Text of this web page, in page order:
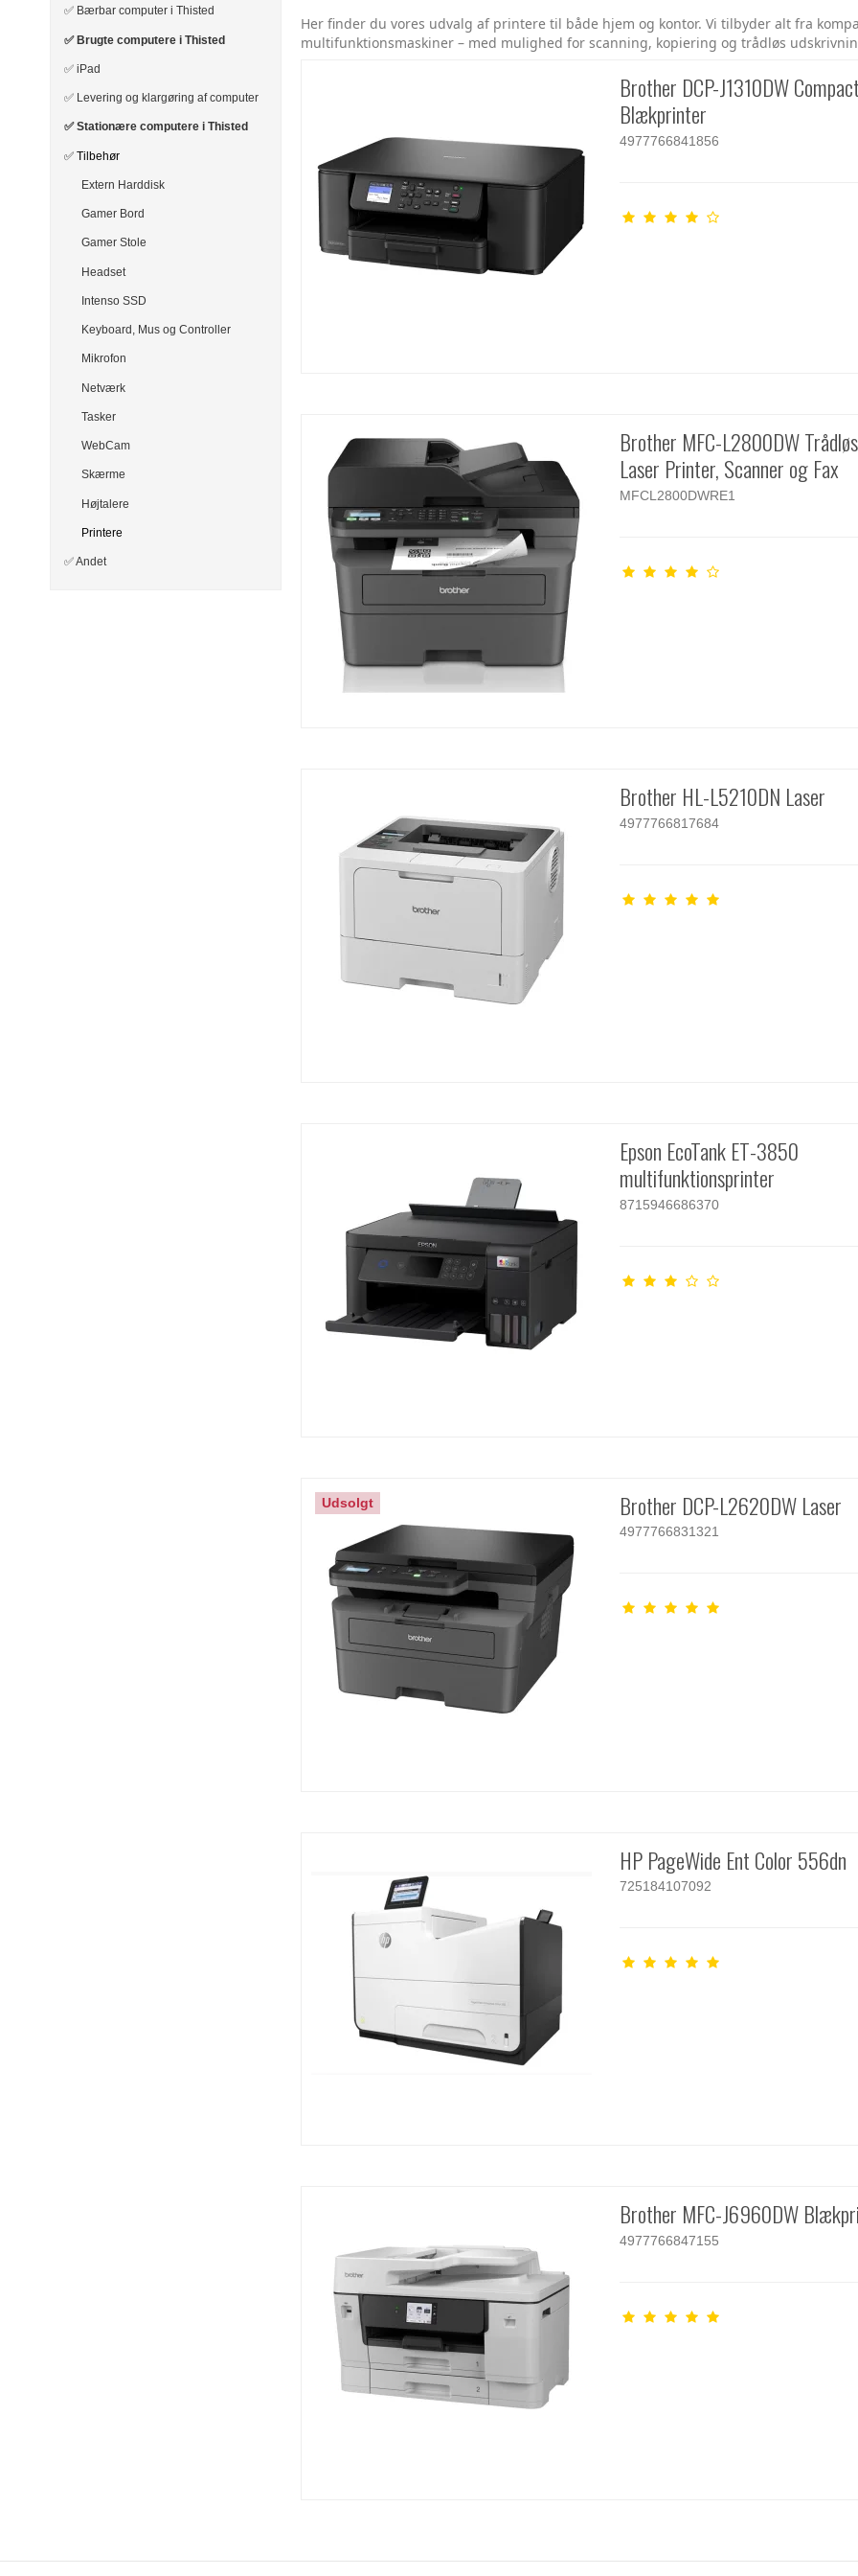
✅ Bærbar computer i Thisted
✅ Brugte computere i Thisted
✅ iPad
✅ Levering og klargøring af computer
✅ Stationære computere i Thisted
✅ Tilbehør
Extern Harddisk
Gamer Bord
Gamer Stole
Headset
Intenso SSD
Keyboard, Mus og Controller
Mikrofon
Netværk
Tasker
WebCam
Skærme
Højtalere
Printere
✅ Andet
Her finder du vores udvalg af printere til både hjem og kontor. Vi tilbyder alt fra
multifunktionsmaskiner – med mulighed for scanning, kopiering og trådløs
Brother DCP-J1310DW
Blækprinter
4977766841856
Brother MFC-L2800DW
Laser Printer, Scanner og Fax
MFCL2800DWRE1
Brother HL-L5210DN Laser
4977766817684
Epson EcoTank ET-3850
multifunktionsprinter
8715946686370
Udsolgt Brother DCP-L2620DW Laser
4977766831321
HP PageWide Ent Color 556dn
725184107092
Brother MFC-J6960DW
4977766847155